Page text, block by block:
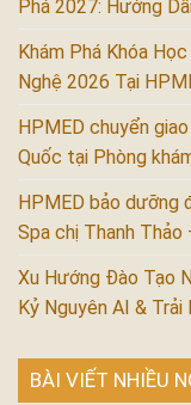
Phá 2027: Hướng
Khám Phá Khóa
Nghệ 2026 Tại
HPMED chuyển
Quốc tại Phòng
HPMED bảo dưỡng
Spa chị Thanh Thảo
Xu Hướng Đào Tạo
Kỷ Nguyên AI &
BÀI VIẾT NHIỀU